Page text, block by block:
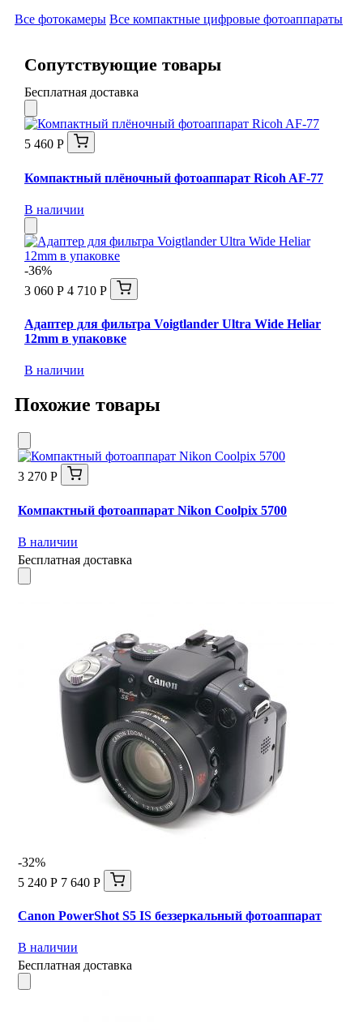
Все фотокамеры Все компактные цифровые фотоаппараты
Сопутствующие товары
Бесплатная доставка
5 460 Р
Компактный плёночный фотоаппарат Ricoh AF-77
В наличии
-36%
3 060 Р 4 710 Р
Адаптер для фильтра Voigtlander Ultra Wide Heliar
12mm в упаковке
В наличии
Похожие товары
3 270 Р
Компактный фотоаппарат Nikon Coolpix 5700
В наличии
Бесплатная доставка
-32%
5 240 Р 7 640 Р
Canon PowerShot S5 IS беззеркальный фотоаппарат
В наличии
Бесплатная доставка